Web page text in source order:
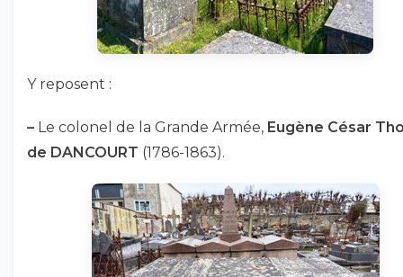
Y reposent :
– Le colonel de la Grande Armée, Eugène César
de DANCOURT (1786-1863).